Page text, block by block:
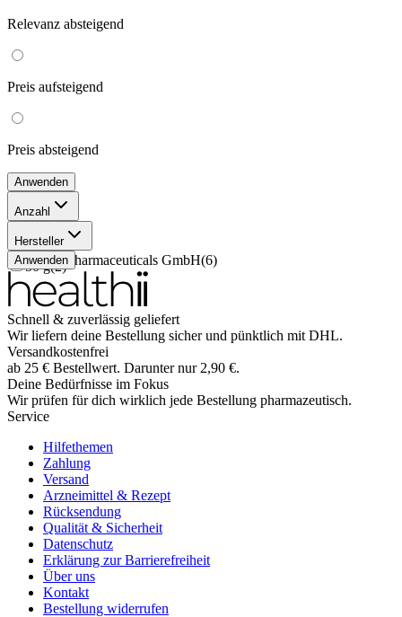
Relevanz absteigend
Preis aufsteigend
Preis absteigend
Anwenden
Anzahl
2)
150 g(2)
50 g(2)
Hersteller
Esteve Pharmaceuticals GmbH(6)
Anwenden
Schnell & zuverlässig geliefert
Wir liefern deine Bestellung sicher und pünktlich mit DHL.
Versandkostenfrei
ab 25 € Bestellwert. Darunter nur 2,90 €.
Deine Bedürfnisse im Fokus
Wir prüfen für dich wirklich jede Bestellung pharmazeutisch.
Service
Hilfethemen
Zahlung
Versand
Arzneimittel & Rezept
Rücksendung
Qualität & Sicherheit
Datenschutz
Erklärung zur Barrierefreiheit
Über uns
Kontakt
Bestellung widerrufen